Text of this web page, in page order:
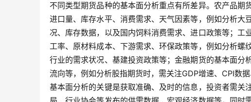
不同类型期货品种的基本面分析重点有所差异。农产品期
进口量、库存水平、消费需求、天气因素等，例如分析
况、库存数据，以及国内饲料消费需求、进口政策等；
工率、原材料成本、下游需求、环保政策等，例如分析
行业的需求状况、基建投资政策等；金融期货的基本面
流向等，例如分析股指期货时，需关注GDP增速、CPI数
基本面分析的关键是获取准确、及时的信息，投资者需